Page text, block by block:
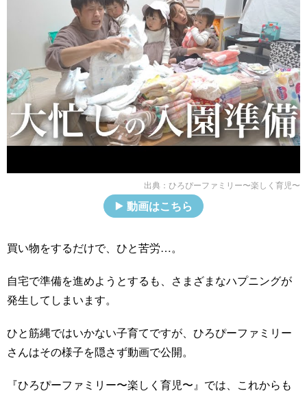
出典： ひろぴーファミリー〜楽しく育児〜
動画はこちら
買い物をするだけで、ひと苦労…。
自宅で準備を進めようとするも、さまざまなハプニングが
発生してしまいます。
ひと筋縄ではいかない子育てですが、ひろぴーファミリー
さんはその様子を隠さず動画で公開。
『ひろぴーファミリー〜楽しく育児〜』では、これからも